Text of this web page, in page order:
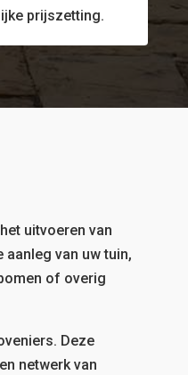
prijszetting.
uitvoeren van
van uw tuin,
of overig
Deze
netwerk van